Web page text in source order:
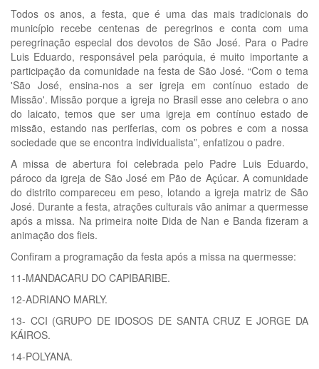
Todos os anos, a festa, que é uma das mais tradicionais do
município recebe centenas de peregrinos e conta com uma
peregrinação especial dos devotos de São José. Para o Padre
Luis Eduardo, responsável pela paróquia, é muito importante a
participação da comunidade na festa de São José. “Com o tema
'São José, ensina-nos a ser igreja em contínuo estado de
Missão'. Missão porque a igreja no Brasil esse ano celebra o ano
do laicato, temos que ser uma igreja em contínuo estado de
missão, estando nas periferias, com os pobres e com a nossa
sociedade que se encontra individualista”, enfatizou o padre.
A missa de abertura foi celebrada pelo Padre Luis Eduardo,
pároco da igreja de São José em Pão de Açúcar. A comunidade
do distrito compareceu em peso, lotando a igreja matriz de São
José. Durante a festa, atrações culturais vão animar a quermesse
após a missa. Na primeira noite Dida de Nan e Banda fizeram a
animação dos fieis.
Confiram a programação da festa após a missa na quermesse:
11-MANDACARU DO CAPIBARIBE.
12-ADRIANO MARLY.
13- CCI (GRUPO DE IDOSOS DE SANTA CRUZ E JORGE DA
KÁIROS.
14-POLYANA.